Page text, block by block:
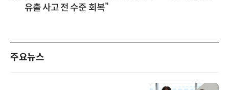
유출 사고 전 수준 회복”
주요뉴스